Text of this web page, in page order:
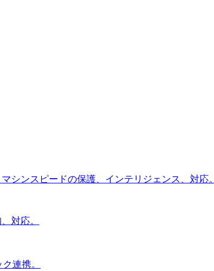
シンスピードの保護、インテリジェンス、対応。
対応。
連携。